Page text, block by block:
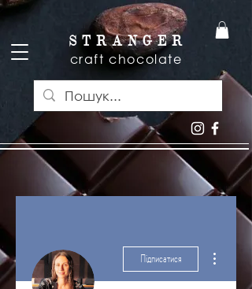
S T R A N G E R
craft chocolate
Підписатися